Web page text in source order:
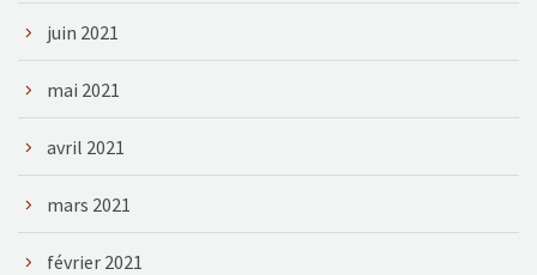
juin 2021
mai 2021
avril 2021
mars 2021
février 2021